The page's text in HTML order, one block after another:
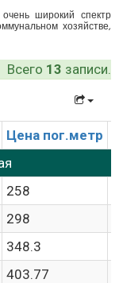
широкий спектр
хозяйстве,
Всего 13 записи.
Цена пог.метр
258
298
348.3
403.77